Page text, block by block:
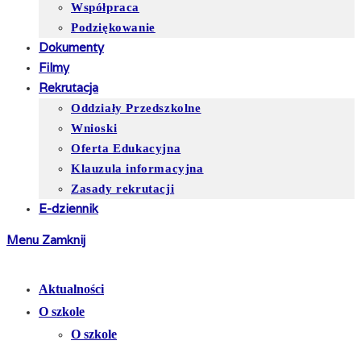
Współpraca
Podziękowanie
Dokumenty
Filmy
Rekrutacja
Oddziały Przedszkolne
Wnioski
Oferta Edukacyjna
Klauzula informacyjna
Zasady rekrutacji
E-dziennik
Menu Zamknij
Aktualności
O szkole
O szkole